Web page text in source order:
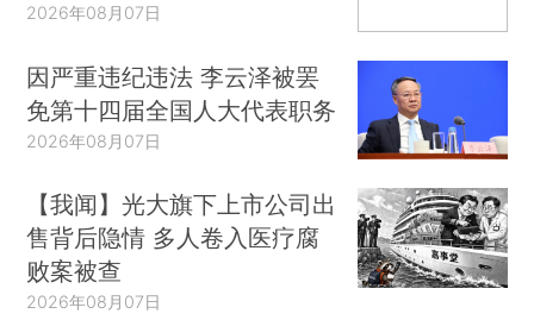
2026年08月07日
因严重违纪违法 李云泽被罢
免第十四届全国人大代表职务
2026年08月07日
【我闻】光大旗下上市公司出
售背后隐情 多人卷入医疗腐
败案被查
2026年08月07日